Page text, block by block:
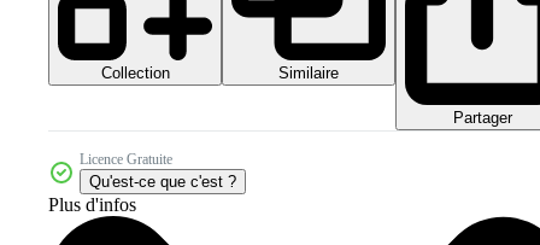
Collection Similaire
Partager
Licence Gratuite
Qu'est-ce que c'est ?
Plus d'infos